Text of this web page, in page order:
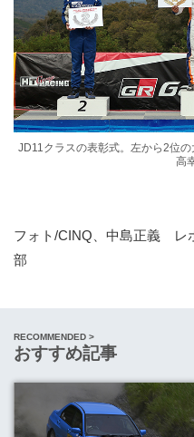
JD11クラスの表彰式。左から2位
高
フォト/CINQ、中島正義 レ
部
RECOMMENDED >
おすすめ記事